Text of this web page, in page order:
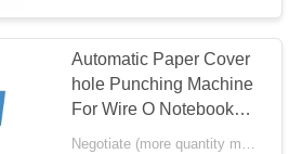
Automatic Paper Cover
hole Punching Machine
For Wire O Notebook
And Spiral Notebook
Negotiate (more quantity more cheap ) MOQ:1セット